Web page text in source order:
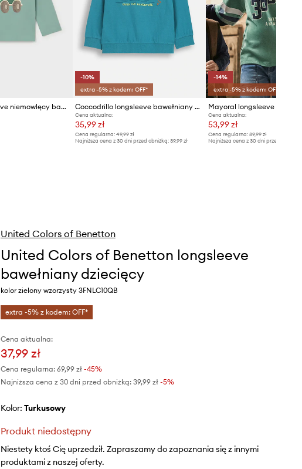
Mayoral longsleeve niemowlęcy bawełniany
-10%
extra -5% z kodem: OFF*
Coccodrillo longsleeve bawełniany dziecięcy
Cena aktualna:
35,99 zł
Cena regularna:49,99 zł
Najniższa cena z 30 dni przed obniżką:39,99 zł
-14%
extra -5% z kodem: OFF*
Mayoral longsleeve
Cena aktualna:
53,99 zł
Cena regularna: 89,99 zł
Najniższa cena z 30 dni przed obniżką:
United Colors of Benetton
United Colors of Benetton longsleeve
bawełniany dziecięcy
kolor zielony wzorzysty 3FNLC10QB
extra -5% z kodem: OFF*
Cena aktualna:
37,99 zł
Cena regularna: 69,99 zł-45%
Najniższa cena z 30 dni przed obniżką: 39,99 zł -5%
Kolor: turkusowy
Produkt niedostępny
Niestety ktoś Cię uprzedził. Zapraszamy do zapoznania się z innymi
produktami z naszej oferty.